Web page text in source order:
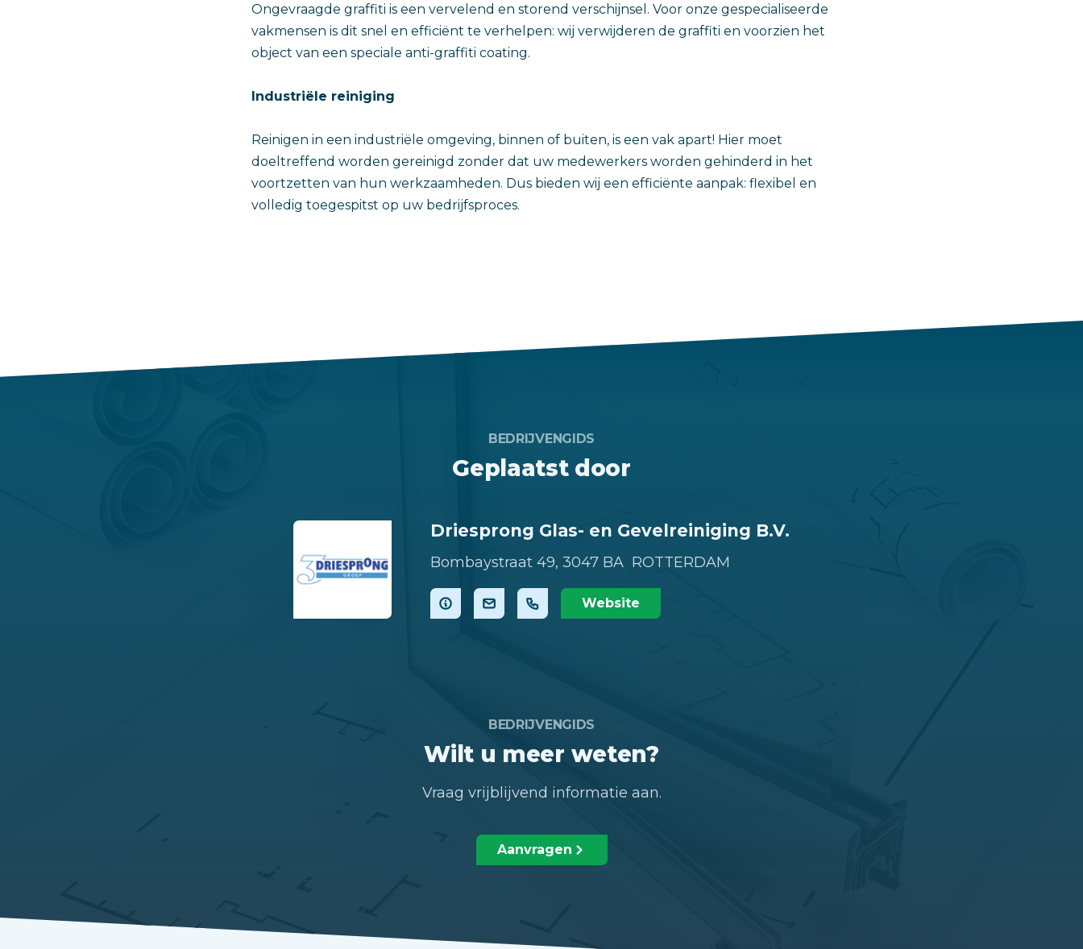
Ongevraagde graffiti is een vervelend en storend verschijnsel. Voor onze gespecialiseerde
vakmensen is dit snel en efficiënt te verhelpen: wij verwijderen de graffiti en voorzien het
object van een speciale anti-graffiti coating.
Industriële reiniging
Reinigen in een industriële omgeving, binnen of buiten, is een vak apart! Hier moet
doeltreffend worden gereinigd zonder dat uw medewerkers worden gehinderd in het
voortzetten van hun werkzaamheden. Dus bieden wij een efficiënte aanpak: flexibel en
volledig toegespitst op uw bedrijfsproces.
BEDRIJVENGIDS
Geplaatst door
Driesprong Glas- en Gevelreiniging B.V.
Bombaystraat 49, 3047 BA ROTTERDAM
Website
BEDRIJVENGIDS
Wilt u meer weten?
Vraag vrijblijvend informatie aan.
Aanvragen